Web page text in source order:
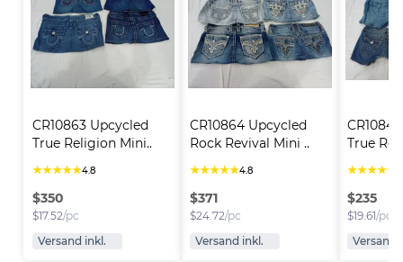
CR10863 Upcycled
True Religion Mini..
★★★★★4.8
$350
$17.52/pc
Versand inkl.
CR10864 Upcycled
Rock Revival Mini ..
★★★★★4.8
$371
$24.72/pc
Versand inkl.
True
★★★★★
$235
$19.61/pc
Versand